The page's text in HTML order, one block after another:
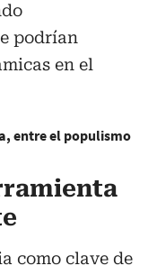
podrían
en el
entre el populismo
como clave de